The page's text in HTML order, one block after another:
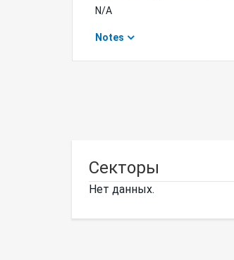
N/A
Notes
Секторы
Нет данных.